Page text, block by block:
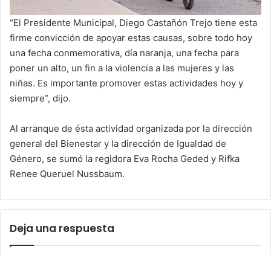
“El Presidente Municipal, Diego Castañón Trejo tiene esta
firme convicción de apoyar estas causas, sobre todo hoy
una fecha conmemorativa, día naranja, una fecha para
poner un alto, un fin a la violencia a las mujeres y las
niñas. Es importante promover estas actividades hoy y
siempre”, dijo.
Al arranque de ésta actividad organizada por la dirección
general del Bienestar y la dirección de Igualdad de
Género, se sumó la regidora Eva Rocha Geded y Rifka
Renee Queruel Nussbaum.
Deja una respuesta